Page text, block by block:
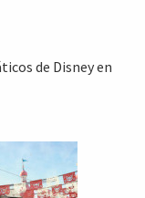
de Disney en